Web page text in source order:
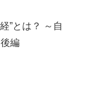
”とは？ ～自
編